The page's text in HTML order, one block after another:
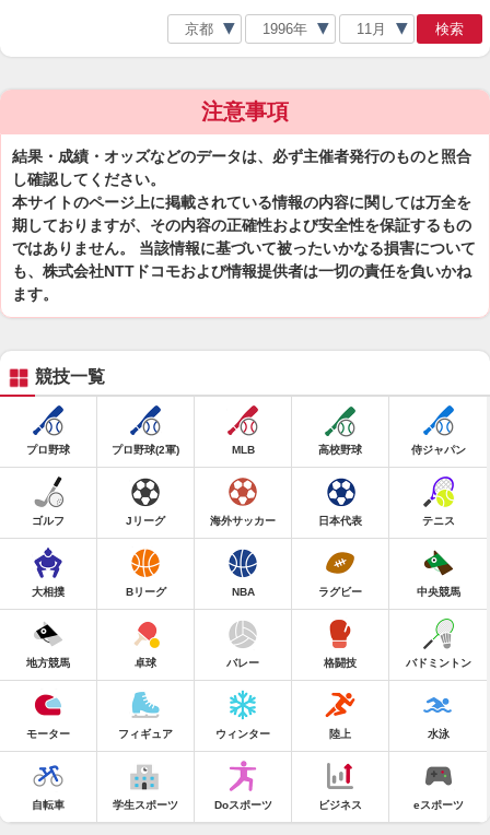
検索
注意事項
結果・成績・オッズなどのデータは、必ず主催者発行のものと照合
し確認してください。
本サイトのページ上に掲載されている情報の内容に関しては万全を
期しておりますが、その内容の正確性および安全性を保証するもの
ではありません。 当該情報に基づいて被ったいかなる損害について
も、株式会社NTTドコモおよび情報提供者は一切の責任を負いかね
ます。
競技一覧
プロ野球 プロ野球(2軍) MLB 高校野球 侍ジャパン
ゴルフ Jリーグ 海外サッカー 日本代表 テニス
大相撲 Bリーグ NBA ラグビー 中央競馬
地方競馬 卓球 バレー 格闘技 バドミントン
モーター フィギュア ウィンター 陸上 水泳
自転車 学生スポーツ Doスポーツ ビジネス eスポーツ